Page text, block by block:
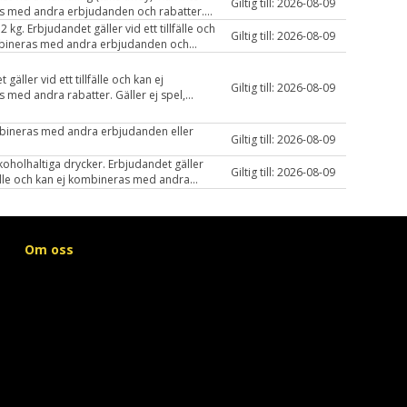
med andra erbjudanden och rabatter.
på dapapa.se.
Giltig till: 2026-08-09
kg. Erbjudandet gäller vid ett tillfälle och
med andra erbjudanden och
Giltig till: 2026-08-09
gäller vid ett tillfälle och kan ej
med andra rabatter. Gäller ej spel,
Ljungskogens Livs.
Giltig till: 2026-08-09
med andra erbjudanden eller
Giltig till: 2026-08-09
drycker. Erbjudandet gäller
och kan ej kombineras med andra
Giltig till: 2026-08-09
Om oss